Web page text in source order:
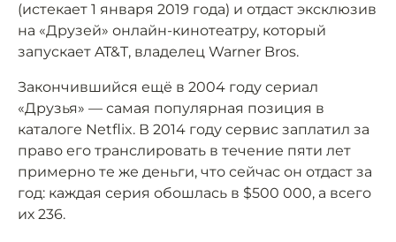
(истекает 1 января 2019 года) и отдаст эксклюзив
на «Друзей» онлайн-кинотеатру, который
запускает AT&T, владелец Warner Bros.
Закончившийся ещё в 2004 году сериал
«Друзья» — самая популярная позиция в
каталоге Netflix. В 2014 году сервис заплатил за
право его транслировать в течение пяти лет
примерно те же деньги, что сейчас он отдаст за
год: каждая серия обошлась в $500 000, а всего
их 236.